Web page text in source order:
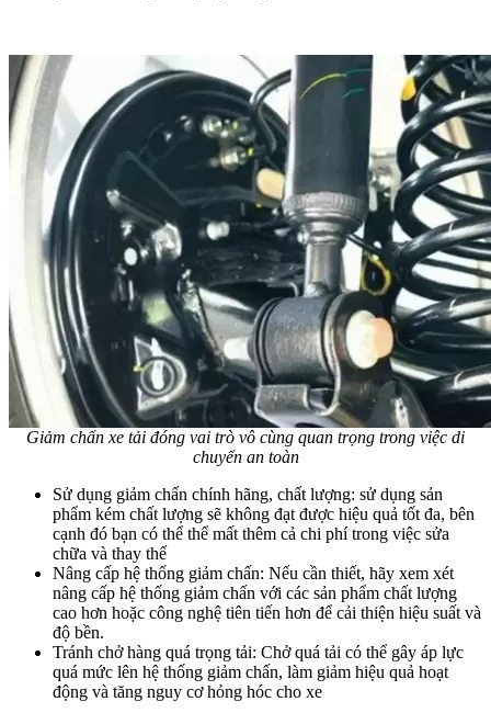
Giảm chấn xe tải đóng vai trò vô cùng quan trọng trong việc di
chuyển an toàn
Sử dụng giảm chấn chính hãng, chất lượng: sử dụng sản
phẩm kém chất lượng sẽ không đạt được hiệu quả tốt đa, bên
cạnh đó bạn có thể thể mất thêm cả chi phí trong việc sửa
chữa và thay thế
Nâng cấp hệ thống giảm chấn: Nếu cần thiết, hãy xem xét
nâng cấp hệ thống giảm chấn với các sản phẩm chất lượng
cao hơn hoặc công nghệ tiên tiến hơn để cải thiện hiệu suất và
độ bền.
Tránh chở hàng quá trọng tải: Chở quá tải có thể gây áp lực
quá mức lên hệ thống giảm chấn, làm giảm hiệu quả hoạt
động và tăng nguy cơ hỏng hóc cho xe